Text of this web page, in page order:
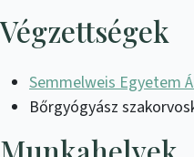
Végzettségek
Semmelweis Egyetem
Bőrgyógyász